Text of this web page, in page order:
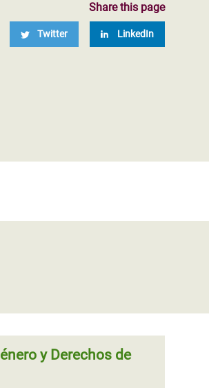
Share this page
Twitter LinkedIn
y Derechos de